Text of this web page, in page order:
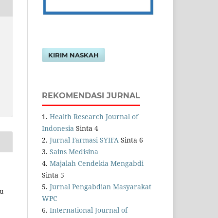
KIRIM NASKAH
REKOMENDASI JURNAL
1. Health Research Journal of
Indonesia Sinta 4
2. Jurnal Farmasi SYIFA Sinta 6
3. Sains Medisina
4. Majalah Cendekia Mengabdi
Sinta 5
5. Jurnal Pengabdian Masyarakat
WPC
6. International Journal of